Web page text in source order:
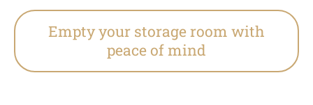
Empty your storage room with
peace of mind